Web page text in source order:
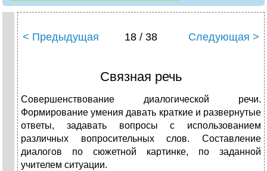
< Предыдущая 18 / 38 Следующая >
Связная речь
Совершенствование диалогической речи.
Формирование умения давать краткие и развернутые
ответы, задавать вопросы с использованием
различных вопросительных слов. Составление
диалогов по сюжетной картинке, по заданной
учителем ситуации.